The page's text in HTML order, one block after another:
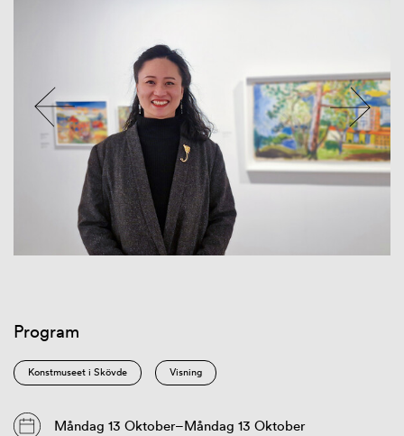
Aktuella program
Digitalt program
Tidigare program
Barn och unga
Program
Konstmuseet i Skövde Visning
Måndag 13 Oktober–Måndag 13 Oktober